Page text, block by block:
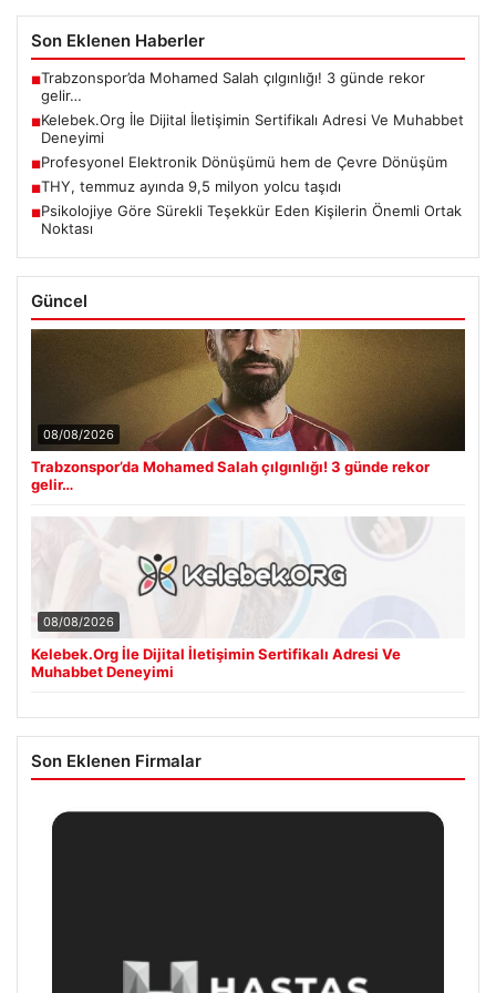
Son Eklenen Haberler
■Trabzonspor’da Mohamed Salah çılgınlığı! 3 günde rekor
gelir…
■Kelebek.Org İle Dijital İletişimin Sertifikalı Adresi Ve Muhabbet
Deneyimi
■Profesyonel Elektronik Dönüşümü hem de Çevre Dönüşüm
■THY, temmuz ayında 9,5 milyon yolcu taşıdı
■Psikolojiye Göre Sürekli Teşekkür Eden Kişilerin Önemli Ortak
Noktası
Güncel
08/08/2026
Trabzonspor’da Mohamed Salah çılgınlığı! 3 günde rekor
gelir…
08/08/2026
Kelebek.Org İle Dijital İletişimin Sertifikalı Adresi Ve
Muhabbet Deneyimi
Son Eklenen Firmalar